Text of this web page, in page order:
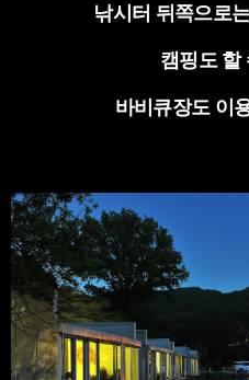
낚시터 뒤쪽으로
캠핑도 할
바비큐장도 이